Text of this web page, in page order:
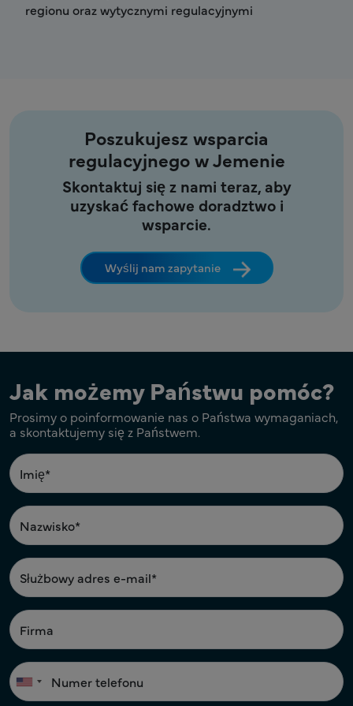
regionu oraz wytycznymi regulacyjnymi
Poszukujesz wsparcia
regulacyjnego w Jemenie
Skontaktuj się z nami teraz, aby
uzyskać fachowe doradztwo i
wsparcie.
Wyślij nam zapytanie
Jak możemy Państwu pomóc?
Prosimy o poinformowanie nas o Państwa wymaganiach,
a skontaktujemy się z Państwem.